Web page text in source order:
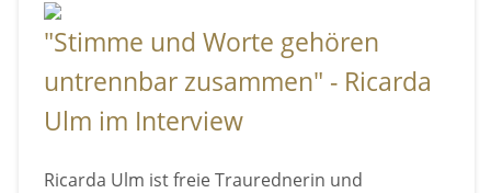
"Stimme und Worte gehören
untrennbar zusammen" - Ricarda
Ulm im Interview
Ricarda Ulm ist freie Traurednerin und